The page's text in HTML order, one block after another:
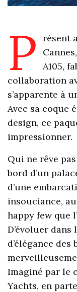
P
résent
A105,
collaboration
s’apparente à
Avec sa coque
design, ce
impressionner.
Qui ne rêve
bord d’un
d’une
insouciance,
happy few que
D’évoluer
d’élégance
Imaginé par le
Yachts, en